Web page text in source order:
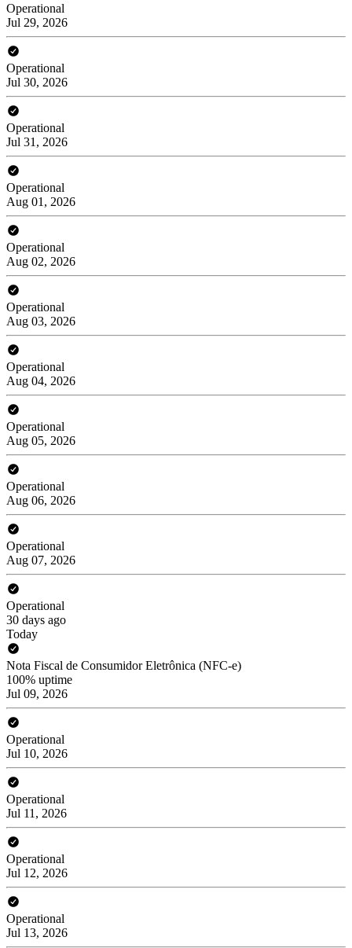
Operational
Jul 29, 2026
Operational
Jul 30, 2026
Operational
Jul 31, 2026
Operational
Aug 01, 2026
Operational
Aug 02, 2026
Operational
Aug 03, 2026
Operational
Aug 04, 2026
Operational
Aug 05, 2026
Operational
Aug 06, 2026
Operational
Aug 07, 2026
Operational
30 days ago
Today
Nota Fiscal de Consumidor Eletrônica (NFC-e)
100% uptime
Jul 09, 2026
Operational
Jul 10, 2026
Operational
Jul 11, 2026
Operational
Jul 12, 2026
Operational
Jul 13, 2026